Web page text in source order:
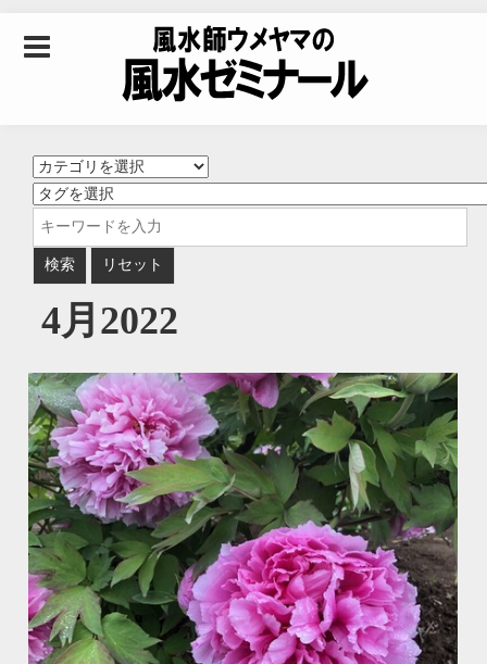
風水師ウメヤマの風
水ゼミナール｜風水
学・四柱推命学・易
学を合わせた立命講
座
4月2022